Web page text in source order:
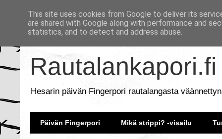
Rautalankapori.fi
Hesarin päivän Fingerpori rautalangasta
Päivän Fingerpori Mikä strippi? -visailu
This site uses cookies from Google to deliver its
are shared with Google along with performance and
statistics, and to detect and address abuse.